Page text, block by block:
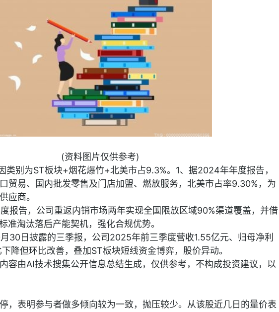
(资料图片仅供参考)
类别为ST板块+烟花爆竹+北美市占9.3%。1、据2024年年度报告，
贸易、国内批发零售及门店加盟、燃放服务，北美市占率9.30%，为
应商。
报告，公司重返内销市场两年实现全国限放区域90%渠道覆盖，并借
准淘汰落后产能契机，强化合规优势。
30日披露的三季报，公司2025年前三季度营收1.55亿元、归母净利
降但环比改善，叠加ST板块短线资金博弈，股价异动。
内容由AI技术搜集公开信息总结生成，仅供参考，不构成投资建议，以
，表明参与者做多倾向较为一致，抛压较少。从该股近几日的量价表